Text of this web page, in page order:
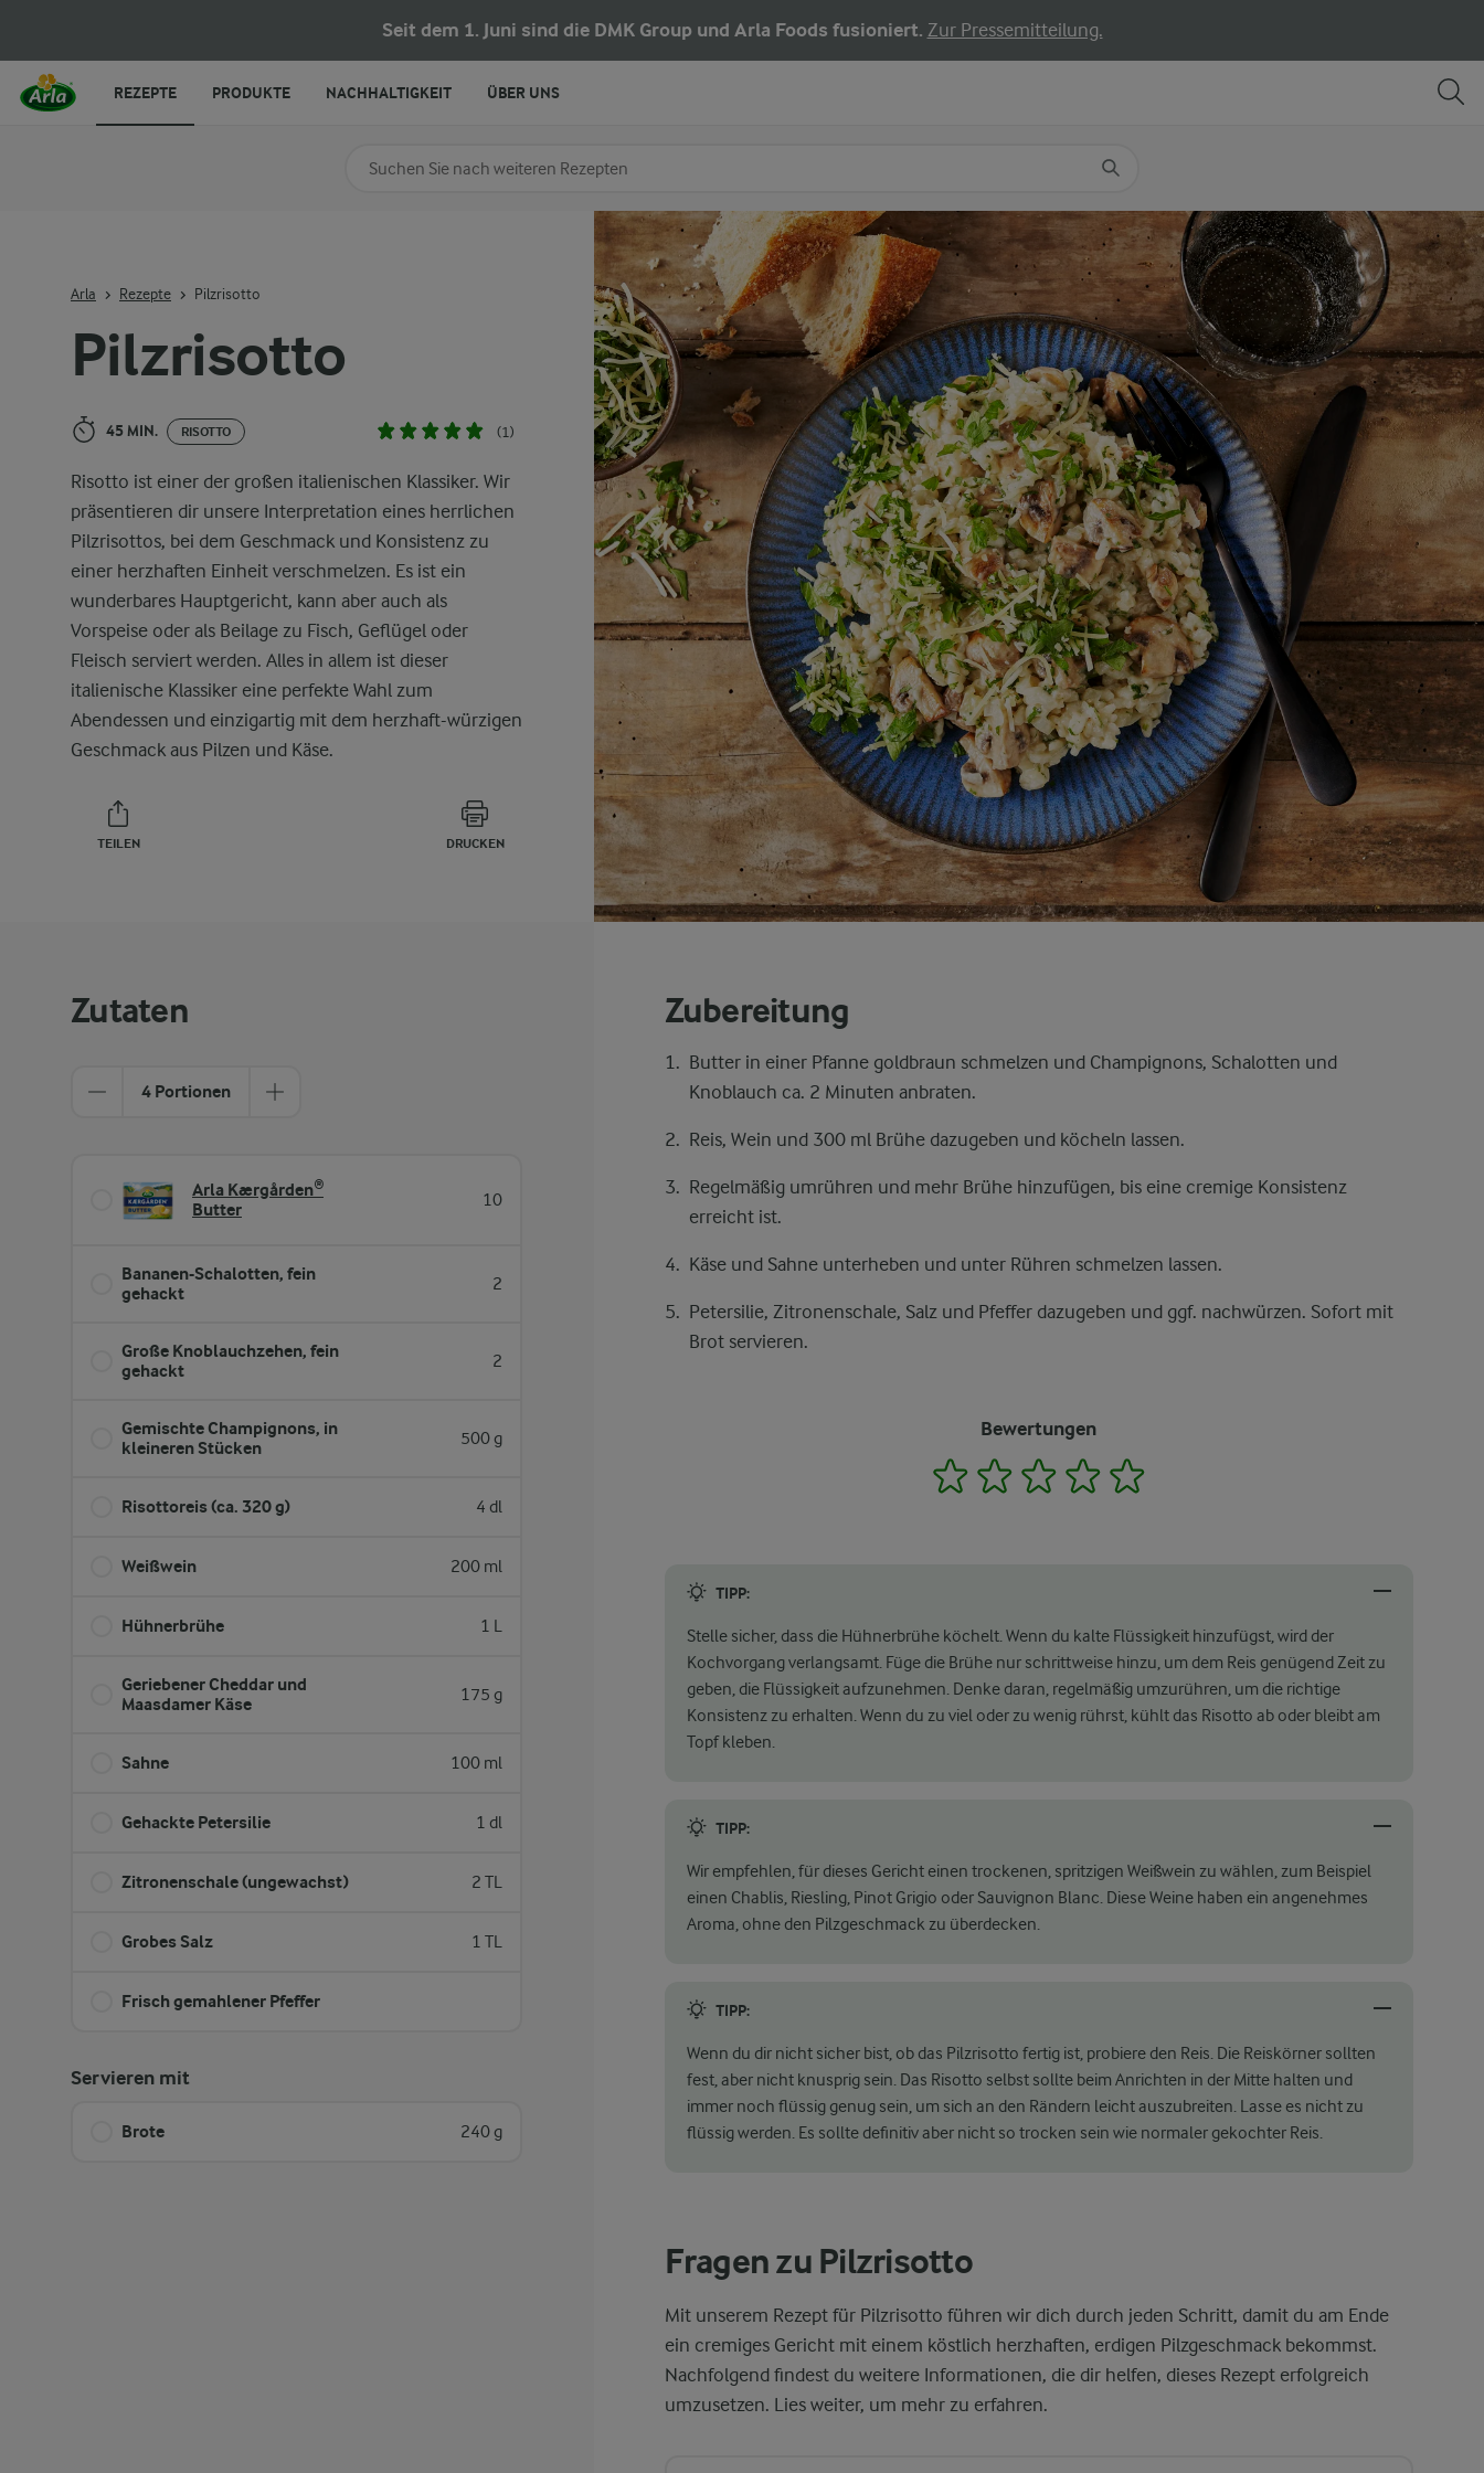
Seit dem 1. Juni sind die DMK Group und Arla Foods fusioniert. Zur Pressemitteilung.
Pilzrisotto
45 MIN. RISOTTO (1)
Risotto ist einer der großen italienischen Klassiker. Wir
präsentieren dir unsere Interpretation eines herrlichen
Pilzrisottos, bei dem Geschmack und Konsistenz zu
einer herzhaften Einheit verschmelzen. Es ist ein
wunderbares Hauptgericht, kann aber auch als
Vorspeise oder als Beilage zu Fisch, Geflügel oder
Fleisch serviert werden. Alles in allem ist dieser
italienische Klassiker eine perfekte Wahl zum
Abendessen und einzigartig mit dem herzhaft-würzigen
Geschmack aus Pilzen und Käse.
TEILEN DRUCKEN
Arla Rezepte Pilzrisotto
Zutaten
4 Portionen
Arla Kærgården®
Butter
10
Bananen-Schalotten, fein
gehackt
2
Große Knoblauchzehen, fein
gehackt
2
Gemischte Champignons, in
kleineren Stücken
500 g
Risottoreis (ca. 320 g) 4 dl
Weißwein 200 ml
Hühnerbrühe 1 L
Geriebener Cheddar und
Maasdamer Käse
175 g
Sahne 100 ml
Gehackte Petersilie 1 dl
Zitronenschale (ungewachst) 2 TL
Grobes Salz 1 TL
Frisch gemahlener Pfeffer
Servieren mit
Brote 240 g
Zubereitung
Butter in einer Pfanne goldbraun schmelzen und Champignons, Schalotten und
Knoblauch ca. 2 Minuten anbraten.
Reis, Wein und 300 ml Brühe dazugeben und köcheln lassen.
Regelmäßig umrühren und mehr Brühe hinzufügen, bis eine cremige Konsistenz
erreicht ist.
Käse und Sahne unterheben und unter Rühren schmelzen lassen.
Petersilie, Zitronenschale, Salz und Pfeffer dazugeben und ggf. nachwürzen. Sofort mit
Brot servieren.
Bewertungen
1 2 3 4
TIPP:
Stelle sicher, dass die Hühnerbrühe köchelt. Wenn du kalte Flüssigkeit hinzufügst, wird der
Kochvorgang verlangsamt. Füge die Brühe nur schrittweise hinzu, um dem Reis genügend Zeit zu
geben, die Flüssigkeit aufzunehmen. Denke daran, regelmäßig umzurühren, um die richtige
Konsistenz zu erhalten. Wenn du zu viel oder zu wenig rührst, kühlt das Risotto ab oder bleibt am
Topf kleben.
TIPP:
Wir empfehlen, für dieses Gericht einen trockenen, spritzigen Weißwein zu wählen, zum Beispiel
einen Chablis, Riesling, Pinot Grigio oder Sauvignon Blanc. Diese Weine haben ein angenehmes
Aroma, ohne den Pilzgeschmack zu überdecken.
TIPP:
Wenn du dir nicht sicher bist, ob das Pilzrisotto fertig ist, probiere den Reis. Die Reiskörner sollten
fest, aber nicht knusprig sein. Das Risotto selbst sollte beim Anrichten in der Mitte halten und
immer noch flüssig genug sein, um sich an den Rändern leicht auszubreiten. Lasse es nicht zu
flüssig werden. Es sollte definitiv aber nicht so trocken sein wie normaler gekochter Reis.
Fragen zu Pilzrisotto
Mit unserem Rezept für Pilzrisotto führen wir dich durch jeden Schritt, damit du am Ende
ein cremiges Gericht mit einem köstlich herzhaften, erdigen Pilzgeschmack bekommst.
Nachfolgend findest du weitere Informationen, die dir helfen, dieses Rezept erfolgreich
umzusetzen. Lies weiter, um mehr zu erfahren.
Nach Kategorie suchen
REZEPTE PRODUKTE NACHHALTIGKEIT ÜBER UNS